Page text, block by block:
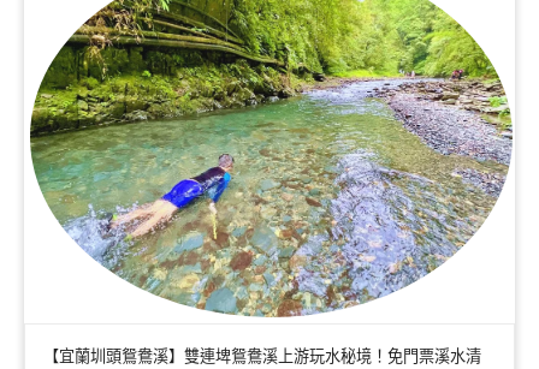
【宜蘭圳頭鴛鴦溪】雙連埤鴛鴦溪上游玩水秘境！免門票溪水清